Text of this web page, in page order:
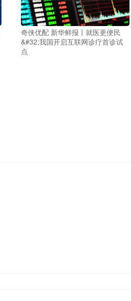
奇侠优配 新华鲜报丨就医更便民
&#32;我国开启互联网诊疗首诊试
点